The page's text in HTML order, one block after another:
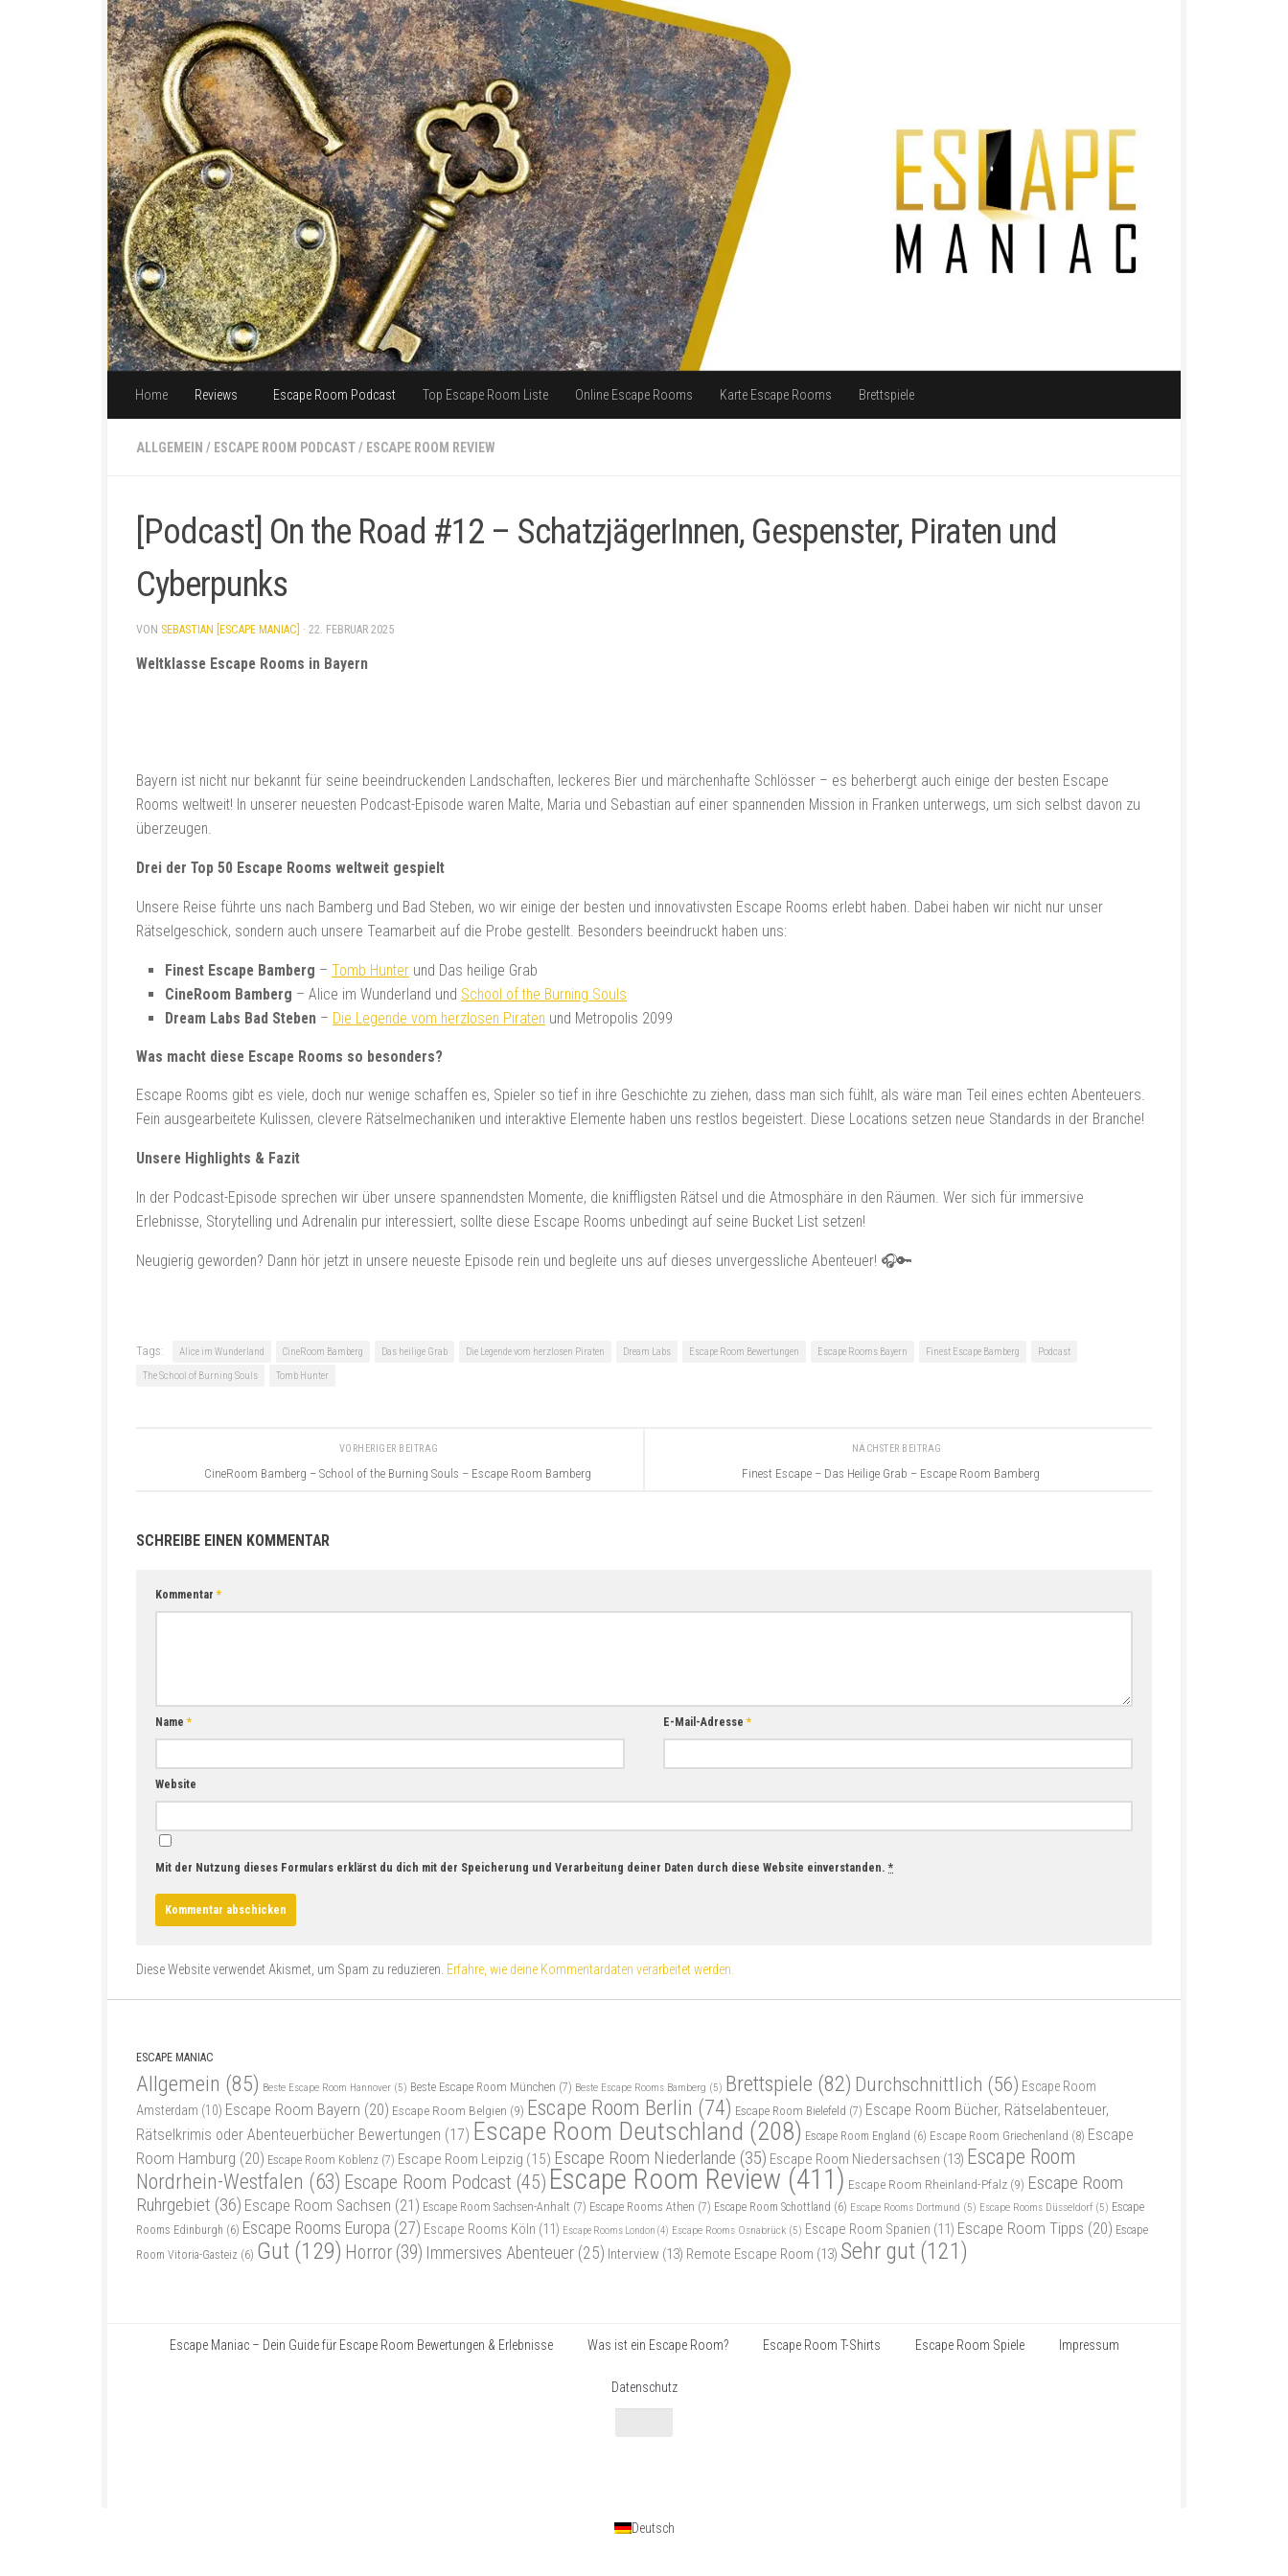
Unter dem Inhalt
Home Reviews Escape Room Podcast Top Escape Room Liste Online Escape Rooms Karte Escape Rooms Brettspiele
ALLGEMEIN / ESCAPE ROOM PODCAST/ ESCAPE ROOM REVIEW
[Podcast] On the Road #12 – SchatzjägerInnen, Gespenster, Piraten und
Cyberpunks
VON SEBASTIAN [ESCAPE MANIAC] · 22. FEBRUAR 2025
Weltklasse Escape Rooms in Bayern
Bayern ist nicht nur bekannt für seine beeindruckenden Landschaften, leckeres Bier und märchenhafte Schlösser – es beherbergt auch einige der besten Escape
Rooms weltweit! In unserer neuesten Podcast-Episode waren Malte, Maria und Sebastian auf einer spannenden Mission in Franken unterwegs, um sich selbst davon zu
überzeugen.
Drei der Top 50 Escape Rooms weltweit gespielt
Unsere Reise führte uns nach Bamberg und Bad Steben, wo wir einige der besten und innovativsten Escape Rooms erlebt haben. Dabei haben wir nicht nur unser
Rätselgeschick, sondern auch unsere Teamarbeit auf die Probe gestellt. Besonders beeindruckt haben uns:
Finest Escape Bamberg – Tomb Hunter und Das heilige Grab
CineRoom Bamberg – Alice im Wunderland und School of the Burning Souls
Dream Labs Bad Steben – Die Legende vom herzlosen Piraten und Metropolis 2099
Was macht diese Escape Rooms so besonders?
Escape Rooms gibt es viele, doch nur wenige schaffen es, Spieler so tief in ihre Geschichte zu ziehen, dass man sich fühlt, als wäre man Teil eines echten Abenteuers.
Fein ausgearbeitete Kulissen, clevere Rätselmechaniken und interaktive Elemente haben uns restlos begeistert. Diese Locations setzen neue Standards in der Branche!
Unsere Highlights & Fazit
In der Podcast-Episode sprechen wir über unsere spannendsten Momente, die kniffligsten Rätsel und die Atmosphäre in den Räumen. Wer sich für immersive
Erlebnisse, Storytelling und Adrenalin pur interessiert, sollte diese Escape Rooms unbedingt auf seine Bucket List setzen!
Neugierig geworden? Dann hör jetzt in unsere neueste Episode rein und begleite uns auf dieses unvergessliche Abenteuer! 🎧🔑
Tags: Alice im Wunderland CineRoom Bamberg Das heilige Grab Die Legende vom herzlosen Piraten Dream Labs Escape Room Bewertungen Escape Rooms Bayern Finest Escape Bamberg
Podcast
The School of Burning Souls
Tomb Hunter
NÄCHSTER BEITRAG
Finest Escape – Das Heilige Grab – Escape Room Bamberg
VORHERIGER BEITRAG
CineRoom Bamberg – School of the Burning Souls – Escape Room Bamberg
SCHREIBE EINEN KOMMENTAR
Kommentar*
Name* E-Mail-Adresse*
Website
Mit der Nutzung dieses Formulars erklärst du dich mit der Speicherung und Verarbeitung deiner Daten durch diese Website einverstanden. *
Diese Website verwendet Akismet, um Spam zu reduzieren. Erfahre, wie deine Kommentardaten verarbeitet werden.
ESCAPE MANIAC
Allgemein (85) Beste Escape Room Hannover (5) Beste Escape Room München (7) Beste Escape Rooms Bamberg (5) Brettspiele (82) Durchschnittlich (56) Escape Room
Amsterdam (10) Escape Room Bayern (20) Escape Room Belgien (9) Escape Room Berlin (74) Escape Room Bielefeld (7) Escape Room Bücher, Rätselabenteuer,
Rätselkrimis oder Abenteuerbücher Bewertungen (17) Escape Room Deutschland (208) Escape Room England (6) Escape Room Griechenland (8) Escape
Room Hamburg (20) Escape Room Koblenz (7) Escape Room Leipzig (15) Escape Room Niederlande (35) Escape Room Niedersachsen (13) Escape Room
Nordrhein-Westfalen (63) Escape Room Podcast (45) Escape Room Review (411) Escape Room Rheinland-Pfalz (9) Escape Room
Ruhrgebiet (36) Escape Room Sachsen (21) Escape Room Sachsen-Anhalt (7) Escape Rooms Athen (7) Escape Room Schottland (6) Escape Rooms Dortmund (5) Escape Rooms Düsseldorf (5) Escape
Rooms Edinburgh (6) Escape Rooms Europa (27) Escape Rooms Köln (11) Escape Rooms London (4) Escape Rooms Osnabrück (5) Escape Room Spanien (11) Escape Room Tipps (20) Escape
Room Vitoria-Gasteiz (6) Gut (129) Horror (39) Immersives Abenteuer (25) Interview (13) Remote Escape Room (13) Sehr gut (121)
Escape Maniac – Dein Guide für Escape Room Bewertungen & Erlebnisse Was ist ein Escape Room? Escape Room T-Shirts Escape Room Spiele Impressum
Datenschutz
Deutsch